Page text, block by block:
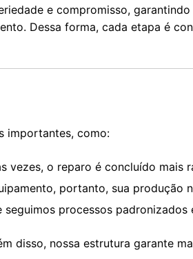
e compromisso,
Dessa forma, cada etapa é
importantes, como:
vezes, o reparo é concluído mais
portanto, sua produção
processos padronizados
disso, nossa estrutura garante